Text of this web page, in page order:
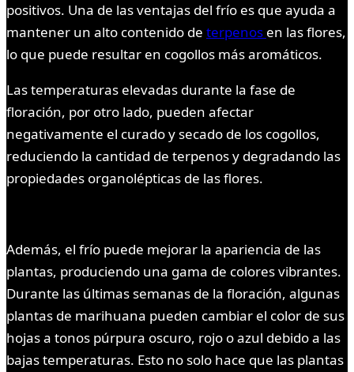
positivos. Una de las ventajas del frío es que ayuda a
mantener un alto contenido de terpenos en las flores,
lo que puede resultar en cogollos más aromáticos.
Las temperaturas elevadas durante la fase de
floración, por otro lado, pueden afectar
negativamente el curado y secado de los cogollos,
reduciendo la cantidad de terpenos y degradando las
propiedades organolépticas de las flores.
Además, el frío puede mejorar la apariencia de las
plantas, produciendo una gama de colores vibrantes.
Durante las últimas semanas de la floración, algunas
plantas de marihuana pueden cambiar el color de sus
hojas a tonos púrpura oscuro, rojo o azul debido a las
bajas temperaturas. Esto no solo hace que las plantas